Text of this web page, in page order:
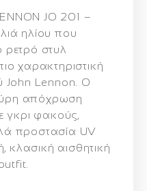
JO 201 –
ηλίου που
ρετρό στυλ
χαρακτηριστική
John Lennon. Ο
απόχρωση
γκρι φακούς,
προστασία UV
κλασική αισθητική